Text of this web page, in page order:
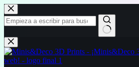
Saltar
al
contenido
Sin
resultados